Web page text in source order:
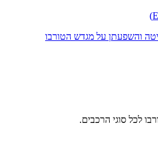
והשפעתן על מגדש הטורבו
לכל סוגי הרכבים.